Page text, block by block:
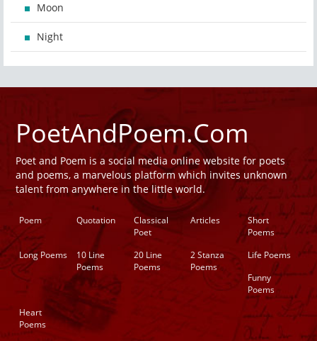
Moon
Night
PoetAndPoem.Com
Poet and Poem is a social media online website for poets
and poems, a marvelous platform which invites unknown
talent from anywhere in the little world.
Poem Quotation
Classical
Poet
Articles
Short
Poems
Long Poems
10 Line
Poems
20 Line
Poems
2 Stanza
Poems
Life Poems
Funny
Poems
Heart
Poems